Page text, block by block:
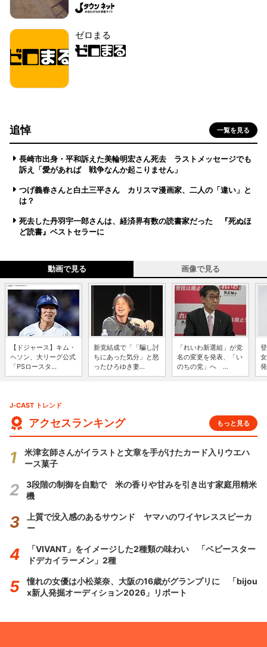
ゼロまる
追悼 一覧を見る
長崎市出身・平和訴えた美輪明宏さん死去 ラストメッセージでも
訴え「愛があれば 戦争なんか起こりません」
つげ義春さんと白土三平さん カリスマ漫画家、二人の「違い」と
は？
死去した丹羽宇一郎さんは、経済界有数の読書家だった 『死ぬほ
ど読書』ベストセラーに
動画で見る 画像で見る
【ドジャース】キム・
ヘソン、大リーグ公式
「PSロースタ...
新党結成で「「騙し討
ちにあった気分」と怒
ったひろゆき妻...
「れいわ新選組」が党
名の変更を発表、「い
のちの党」へ ...
J-CAST トレンド
アクセスランキング もっと見る
米津玄師さんがイラストと文章を手がけたカード入りウエハ
ース菓子
3段階の制御を自動で 米の香りや甘みを引き出す家庭用精米
機
上質で没入感のあるサウンド ヤマハのワイヤレススピーカ
ー
「VIVANT」をイメージした2種類の味わい 「ベビースター
ドデカイラーメン」2種
憧れの女優は小松菜奈、大阪の16歳がグランプリに 「bijou
x新人発掘オーディション2026」リポート